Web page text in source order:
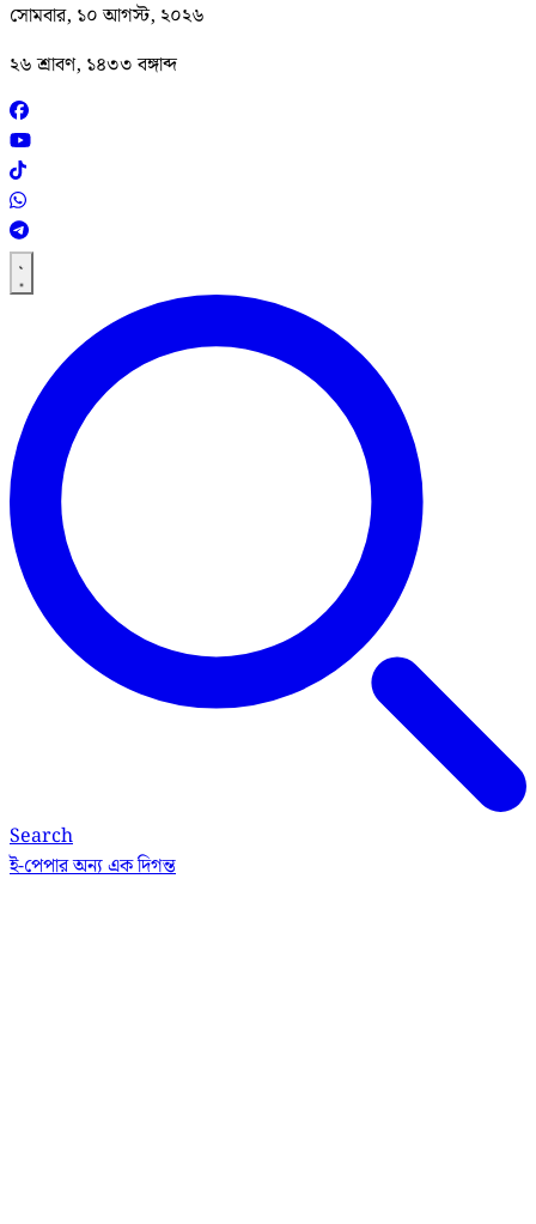
সোমবার, ১০ আগস্ট, ২০২৬
২৬ শ্রাবণ, ১৪৩৩ বঙ্গাব্দ
Search
ই-পেপারঅন্য এক দিগন্ত